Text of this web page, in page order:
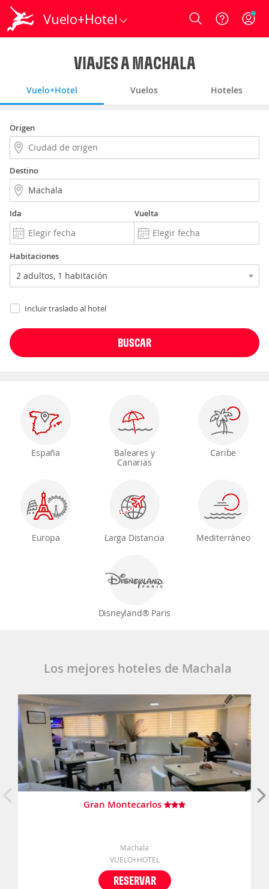
Vuelo+Hotel Login
VIAJES A MACHALA
Vuelo+Hotel Vuelos Hoteles
Origen
Destino
Ida Vuelta
Habitaciones
Incluir traslado al hotel
España
Baleares y
Canarias
Caribe
Europa Larga Distancia Mediterráneo
Disneyland® Paris
Los mejores hoteles de Machala
Gran Montecarlos
Machala
VUELO+HOTEL
RESERVAR